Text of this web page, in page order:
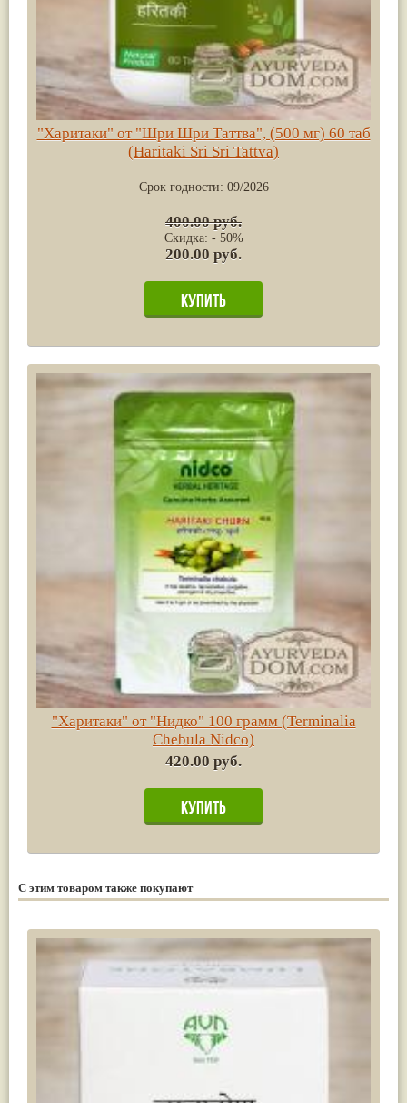
"Харитаки" от "Шри Шри Таттва", (500 мг) 60 таб
(Haritaki Sri Sri Tattva)
Срок годности: 09/2026
400.00 руб.
Скидка: - 50%
200.00 руб.
"Харитаки" от "Нидко" 100 грамм (Terminalia
Chebula Nidco)
420.00 руб.
С этим товаром также покупают